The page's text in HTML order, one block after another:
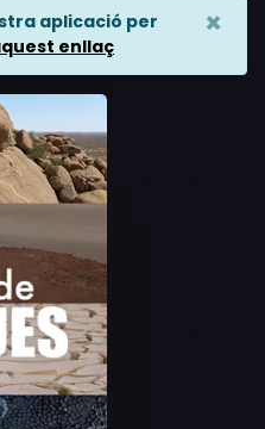
aplicació per
enllaç
×